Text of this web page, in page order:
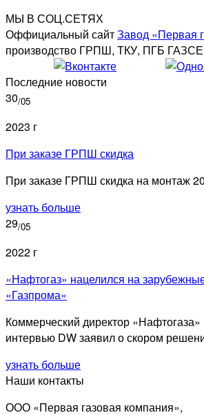
МЫ В СОЦ.СЕТЯХ
Оффициальный сайтЗавод «Первая
производство ГРПШ, ТКУ, ПГБ
Последние новости
30/05
2023 г
При заказе ГРПШ скидка
При заказе ГРПШ скидка на монтаж
узнать больше
29/05
2022 г
«Нафтогаз» нацелился на
«Газпрома»
Коммерческий директор
интервью DW заявил о скором
узнать больше
Наши контакты
ООО «Первая газовая компания»,